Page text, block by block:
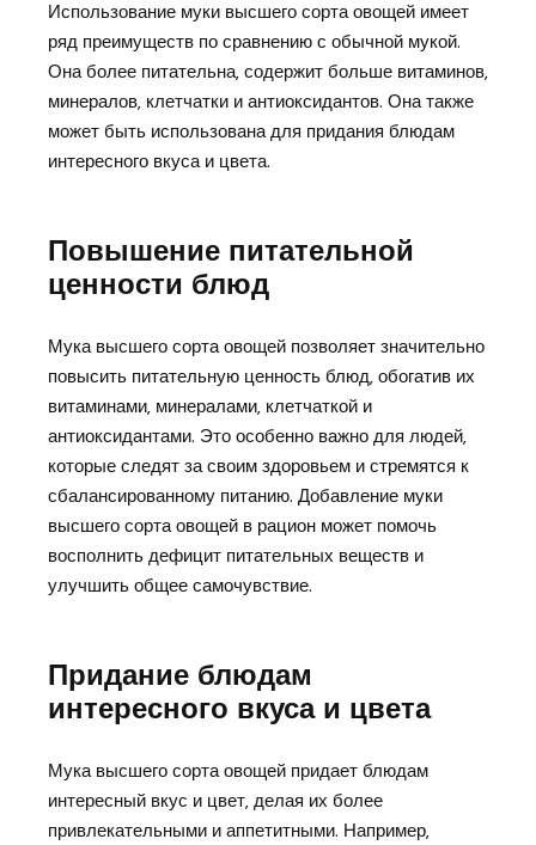
Использование муки высшего сорта овощей имеет
ряд преимуществ по сравнению с обычной мукой.
Она более питательна‚ содержит больше витаминов‚
минералов‚ клетчатки и антиоксидантов. Она также
может быть использована для придания блюдам
интересного вкуса и цвета.
Повышение питательной
ценности блюд
Мука высшего сорта овощей позволяет значительно
повысить питательную ценность блюд‚ обогатив их
витаминами‚ минералами‚ клетчаткой и
антиоксидантами. Это особенно важно для людей‚
которые следят за своим здоровьем и стремятся к
сбалансированному питанию. Добавление муки
высшего сорта овощей в рацион может помочь
восполнить дефицит питательных веществ и
улучшить общее самочувствие.
Придание блюдам
интересного вкуса и цвета
Мука высшего сорта овощей придает блюдам
интересный вкус и цвет‚ делая их более
привлекательными и аппетитными. Например‚